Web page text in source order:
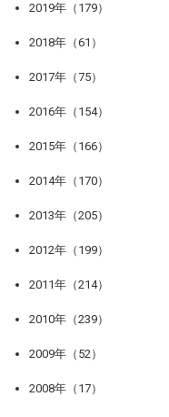
2019年（179）
2018年（61）
2017年（75）
2016年（154）
2015年（166）
2014年（170）
2013年（205）
2012年（199）
2011年（214）
2010年（239）
2009年（52）
2008年（17）